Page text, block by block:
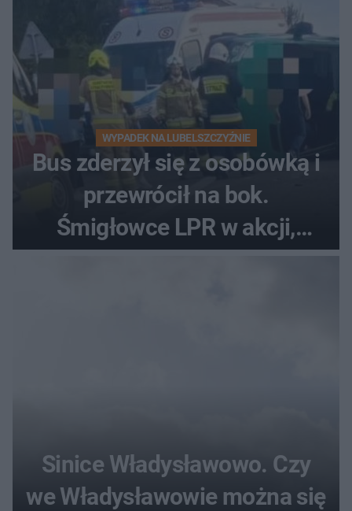
WYPADEK NA LUBELSZCZYŹNIE
Bus zderzył się z osobówką i
przewrócił na bok.
Śmigłowce LPR w akcji,
rannych może być nawet
Sinice Władysławowo. Czy
we Władysławowie można się